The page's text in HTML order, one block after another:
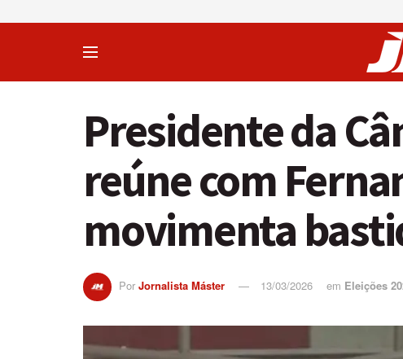
Presidente da
reúne com
movimenta
Por Jornalista Máster 13/03/2026 em Eleições